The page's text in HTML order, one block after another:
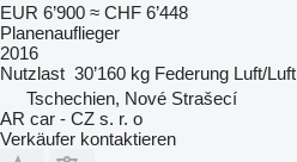
EUR 6’900 ≈ CHF 6’448
Planenauflieger
2016
Nutzlast 30’160 kg Federung Luft/Luft
Tschechien, Nové Strašecí
AR car - CZ s. r. o
Verkäufer kontaktieren